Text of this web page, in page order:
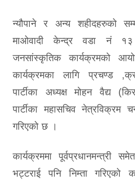
न्यौपाने र अन्य शहीदहरुको
माओवादी केन्द्र वडा नं १३
जनसांस्कृतिक कार्यक्रमको
कार्यक्रमका लागि प्रचण्ड
पार्टीका अध्यक्ष मोहन वैद्य
पार्टीका महासचिव नेत्रविक्रम
गरिएको छ ।
कार्यक्रममा पूर्वप्रधानमन्त्री
भट्टराई पनि निम्ता गरिएको